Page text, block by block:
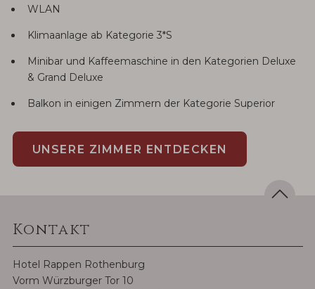
WLAN
Klimaanlage ab Kategorie 3*S
Minibar und Kaffeemaschine in den Kategorien Deluxe
& Grand Deluxe
Balkon in einigen Zimmern der Kategorie Superior
UNSERE ZIMMER ENTDECKEN
Kontakt
Hotel Rappen Rothenburg
Vorm Würzburger Tor 10